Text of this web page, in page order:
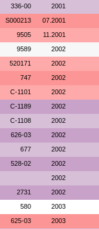
336-00 2001
S000213 07.2001
9505 11.2001
9589 2002
520171 2002
747 2002
C-1101 2002
C-1189 2002
C-1108 2002
626-03 2002
677 2002
528-02 2002
2002
2731 2002
580 2003
625-03 2003